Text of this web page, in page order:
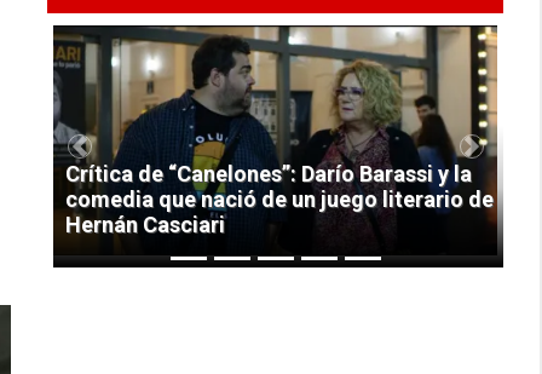
1
Crítica de “Canelones”: Darío Barassi y la
comedia que nació de un juego literario de
Hernán Casciari
Previous Next